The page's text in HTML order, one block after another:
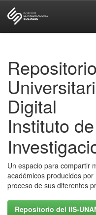
Repositorio
Digital
Instituto de
Un espacio para compartir
académicos producidos
proceso de sus diferentes
Repositorio del IIS-